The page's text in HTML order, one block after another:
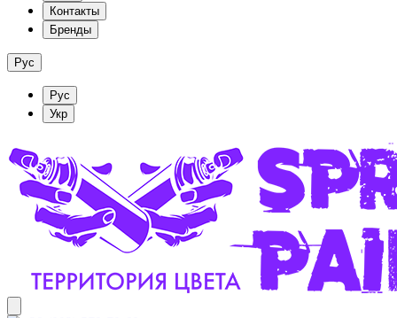
Контакты
Бренды
Рус
Рус
Укр